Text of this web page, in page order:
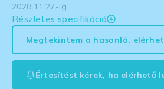
2028.11.27-ig
Részletes specifikáció
Megtekintem a hasonló,
Értesítést kérek, ha elérhető